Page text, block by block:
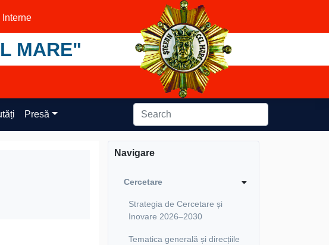
MARE"
Presă
Navigare
Cercetare
Strategia de Cercetare și
Inovare 2026–2030
Tematica generală și direcțiile